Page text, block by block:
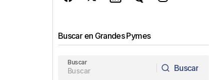
Buscar en Grandes Pymes
Buscar
Buscar